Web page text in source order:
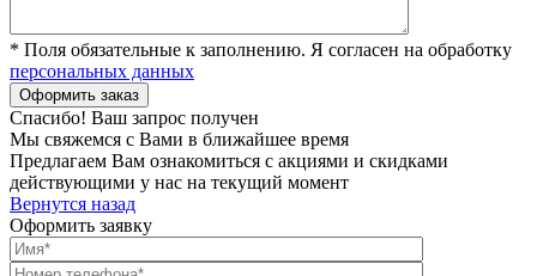
* Поля обязательные к заполнению. Я согласен на обработку
персональных данных
Спасибо! Ваш запрос получен
Мы свяжемся с Вами в ближайшее время
Предлагаем Вам ознакомиться с акциями и скидками
действующими у нас на текущий момент
Вернутся назад
Оформить заявку